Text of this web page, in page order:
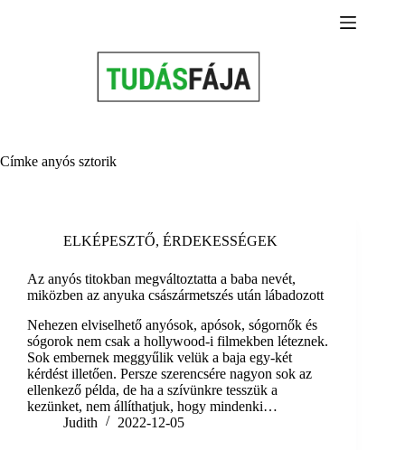
Címke anyós sztorik
ELKÉPESZTŐ, ÉRDEKESSÉGEK
Az anyós titokban megváltoztatta a baba nevét,
miközben az anyuka császármetszés után lábadozott
Nehezen elviselhető anyósok, apósok, sógornők és
sógorok nem csak a hollywood-i filmekben léteznek.
Sok embernek meggyűlik velük a baja egy-két
kérdést illetően. Persze szerencsére nagyon sok az
ellenkező példa, de ha a szívünkre tesszük a
kezünket, nem állíthatjuk, hogy mindenki…
Judith
2022-12-05